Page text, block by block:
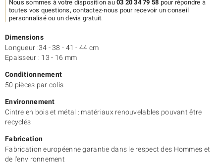
crochet, système antivol…
Besoin d’un conseil ?Nous sommes là pour vous aiguiller ! Alors,
formulaire de contact
Découvrez aussi la version de
Dimensions
Longueur :34 - 38 - 41 - 44 cm
Epaisseur : 13 - 16 mm
Conditionnement
50 pièces par colis
Environnement
Cintre en bois et métal : matériaux renouvelables pouvant être
recyclés
Fabrication
Fabrication européenne garantie dans le respect des Hommes et
de l'environnement
Nous sommes à votre disposition au03 20 34 79 58 pour répondre à
toutes vos questions, contactez-nous pour recevoir un conseil
personnalisé ou un devis gratuit.